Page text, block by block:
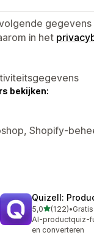
in het
bekijken:
Shopify-
Quizell:
5,0van 5 sterren
(122)
122 recensies in
•
AI-productquiz-
en converteren